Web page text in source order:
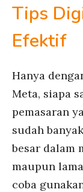
Tips
Efektif
Hanya
Meta, siapa
pemasaran
sudah
besar dalam
maupun
coba